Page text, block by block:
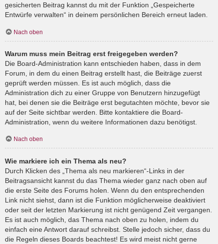
gesicherten Beitrag kannst du mit der Funktion „Gespeicherte
Entwürfe verwalten“ in deinem persönlichen Bereich erneut laden.
Nach oben
Warum muss mein Beitrag erst freigegeben werden?
Die Board-Administration kann entschieden haben, dass in dem
Forum, in dem du einen Beitrag erstellt hast, die Beiträge zuerst
geprüft werden müssen. Es ist auch möglich, dass die
Administration dich zu einer Gruppe von Benutzern hinzugefügt
hat, bei denen sie die Beiträge erst begutachten möchte, bevor sie
auf der Seite sichtbar werden. Bitte kontaktiere die Board-
Administration, wenn du weitere Informationen dazu benötigst.
Nach oben
Wie markiere ich ein Thema als neu?
Durch Klicken des „Thema als neu markieren“-Links in der
Beitragsansicht kannst du das Thema wieder ganz nach oben auf
die erste Seite des Forums holen. Wenn du den entsprechenden
Link nicht siehst, dann ist die Funktion möglicherweise deaktiviert
oder seit der letzten Markierung ist nicht genügend Zeit vergangen.
Es ist auch möglich, das Thema nach oben zu holen, indem du
einfach eine Antwort darauf schreibst. Stelle jedoch sicher, dass du
die Regeln dieses Boards beachtest! Es wird meist nicht gerne